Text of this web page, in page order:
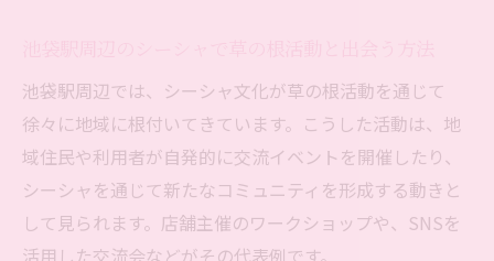
池袋駅周辺では、シーシャ文化が草の根活動を通じて
徐々に地域に根付いてきています。こうした活動は、地
域住民や利用者が自発的に交流イベントを開催したり、
シーシャを通じて新たなコミュニティを形成する動きと
して見られます。店舗主催のワークショップや、SNSを